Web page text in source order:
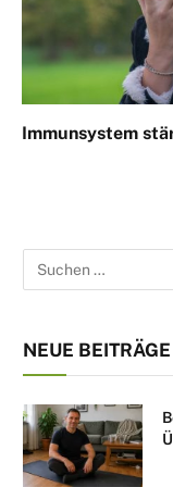
Immunsystem
NEUE BEITRÄGE